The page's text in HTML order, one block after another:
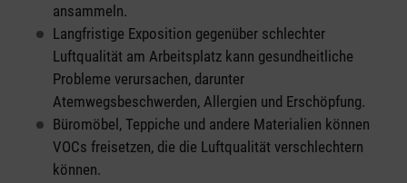
ansammeln.
Langfristige Exposition gegenüber schlechter
Luftqualität am Arbeitsplatz kann gesundheitliche
Probleme verursachen, darunter
Atemwegsbeschwerden, Allergien und Erschöpfung.
Büromöbel, Teppiche und andere Materialien können
VOCs freisetzen, die die Luftqualität verschlechtern
können.